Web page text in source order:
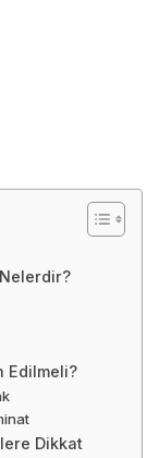
Edilmeli?
Dikkat